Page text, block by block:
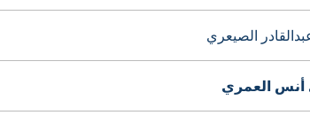
الصيعري
أنس العمري